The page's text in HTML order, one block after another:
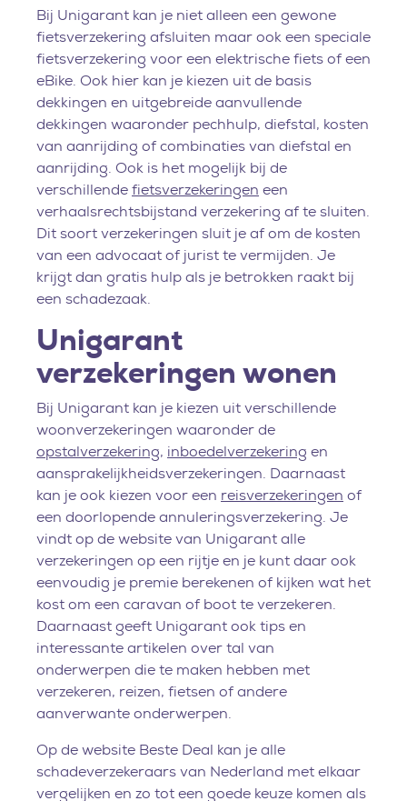
Bij Unigarant kan je niet alleen een gewone
fietsverzekering afsluiten maar ook een speciale
fietsverzekering voor een elektrische fiets of een
eBike. Ook hier kan je kiezen uit de basis
dekkingen en uitgebreide aanvullende
dekkingen waaronder pechhulp, diefstal, kosten
van aanrijding of combinaties van diefstal en
aanrijding. Ook is het mogelijk bij de
verschillendefietsverzekeringen een
verhaalsrechtsbijstand verzekering af te sluiten.
Dit soort verzekeringen sluit je af om de kosten
van een advocaat of jurist te vermijden. Je
krijgt dan gratis hulp als je betrokken raakt bij
een schadezaak.
Unigarant
verzekeringen wonen
Bij Unigarant kan je kiezen uit verschillende
woonverzekeringen waaronder de
opstalverzekering, inboedelverzekering en
aansprakelijkheidsverzekeringen. Daarnaast
kan je ook kiezen voor een reisverzekeringen of
een doorlopende annuleringsverzekering. Je
vindt op de website van Unigarant alle
verzekeringen op een rijtje en je kunt daar ook
eenvoudig je premie berekenen of kijken wat het
kost om een caravan of boot te verzekeren.
Daarnaast geeft Unigarant ook tips en
interessante artikelen over tal van
onderwerpen die te maken hebben met
verzekeren, reizen, fietsen of andere
aanverwante onderwerpen.
Op de website Beste Deal kan je alle
schadeverzekeraars van Nederland met elkaar
vergelijken en zo tot een goede keuze komen als